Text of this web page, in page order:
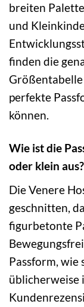
breiten
und
finden die
perfekte
können.
Wie ist die
oder klein aus?
Die Venere
geschnitten,
figurbetonte
Passform, wie
üblicherweise